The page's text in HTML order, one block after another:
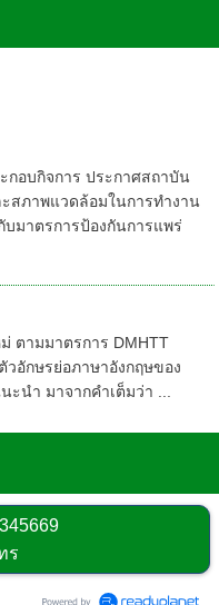
กอบกิจการ ประกาศสถาบัน
สภาพแวดล้อมในการทำงาน
บมาตรการป้องกันการแพร่
ตามมาตรการ DMHTT
วอักษรย่อภาษาอังกฤษของ
นำ มาจากคำเต็มว่า ...
ร